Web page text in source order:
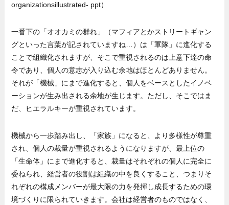
organizationsillustrated- ppt）
一番下の「オオカミの群れ」（マフィアとかストリートギャン
グといった言葉が記されていますね…）は「軍隊」に進化する
ことで組織化されますが、そこで重視されるのは上意下達の命
令であり、個人の意志が入り込む余地はほとんどありません。
それが「機械」にまで進化すると、個人をベースとしたイノベ
ーションが生み出される余地が生じます。ただし、そこではま
だ、ヒエラルキーが重視されています。
機械から一歩踏み出し、「家族」になると、より多様性が尊重
され、個人の裁量が重視されるようになりますが、最上位の
「生命体」にまで進化すると、裁量はそれぞれの個人に完全に
委ねられ、経営者の役割は組織の中を良くすること、つまりそ
れぞれの構成メンバーが最大限の力を発揮し成長するための環
境づくりに限られていきます。会社は経営者のものではなく、